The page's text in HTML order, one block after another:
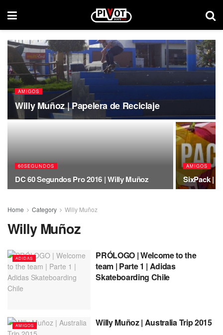
AMIGOS
Willy Muñoz | Papelera de Reciclaje
60SEGUNDOS
DC 60 Segundos Pro 2016 | Willy Muñoz
AMIGOS
SixPack |
Home Category Willy Muñoz
Willy Muñoz
ADIDAS
PRÓLOGO | Welcome to the
team | Parte 1 | Adidas
Skateboarding Chile
AMIGOS Willy Muñoz | Australia Trip 2015